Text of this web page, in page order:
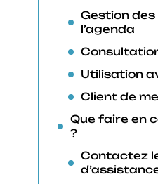
Gestion
l’agenda
Utilisation
Client de
Que faire en
?
Contactez